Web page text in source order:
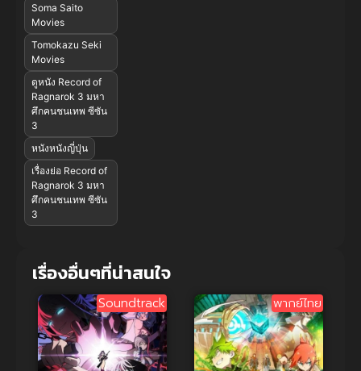
Soma Saito
Movies
Tomokazu Seki
Movies
ดูหนัง Record of
Ragnarok 3 มหา
ศึกคนชนเทพ ซีซัน
3
หนังหนังญี่ปุ่น
เรื่องย่อ Record of
Ragnarok 3 มหา
ศึกคนชนเทพ ซีซัน
3
เรื่องอื่นๆที่น่าสนใจ
Soundtrack พากย์ไทย